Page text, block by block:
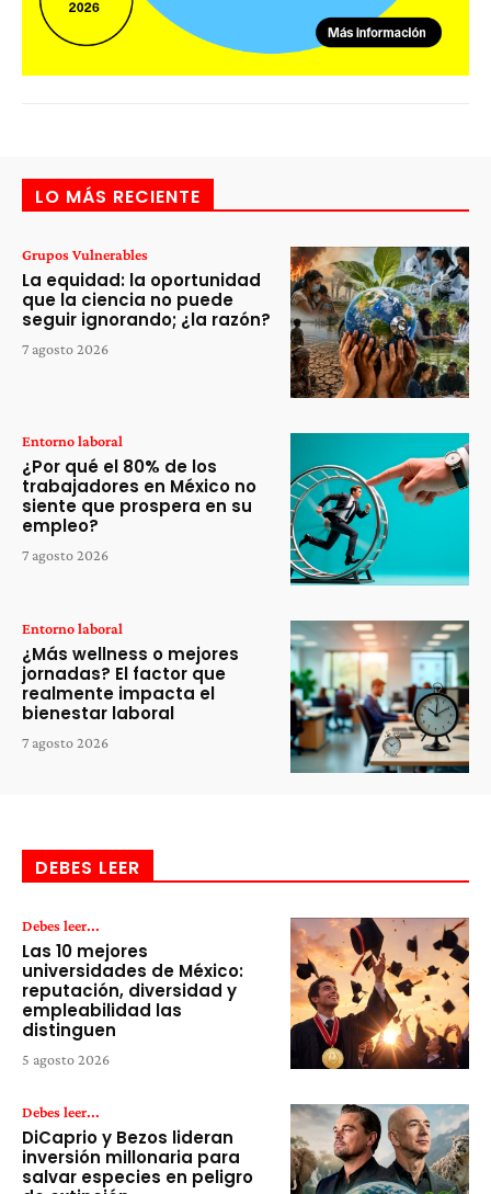
LO MÁS RECIENTE
Grupos Vulnerables
La equidad: la oportunidad
que la ciencia no puede
seguir ignorando; ¿la razón?
7 agosto 2026
Entorno laboral
¿Por qué el 80% de los
trabajadores en México no
siente que prospera en su
empleo?
7 agosto 2026
Entorno laboral
¿Más wellness o mejores
jornadas? El factor que
realmente impacta el
bienestar laboral
7 agosto 2026
DEBES LEER
Debes leer...
Las 10 mejores
universidades de México:
reputación, diversidad y
empleabilidad las
distinguen
5 agosto 2026
Debes leer...
DiCaprio y Bezos lideran
inversión millonaria para
salvar especies en peligro